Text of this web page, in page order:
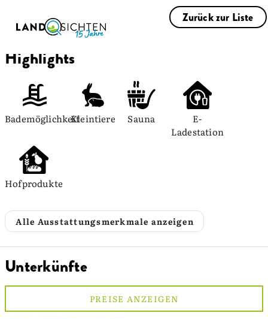
Zurück zur Liste
Highlights
BademöglichkeitKleintiere Sauna
E-
Ladestation
Hofprodukte
Alle Ausstattungsmerkmale anzeigen
Unterkünfte
PREISE ANZEIGEN